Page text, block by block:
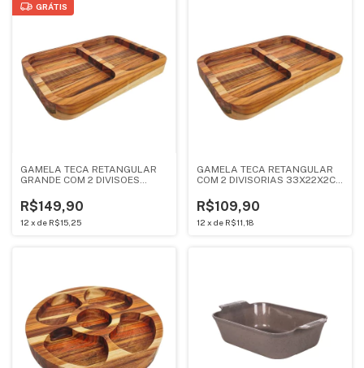
GRÁTIS
GAMELA TECA RETANGULAR
GRANDE COM 2 DIVISOES
R$149,90
12 x de R$15,25
GAMELA TECA RETANGULAR
COM 2 DIVISORIAS 33X22X2CM
R$109,90
12 x de R$11,18